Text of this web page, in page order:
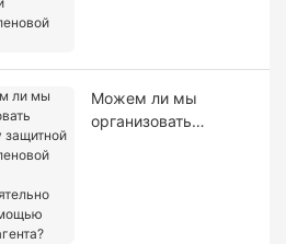
Можем ли мы
организовать